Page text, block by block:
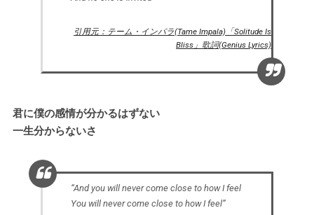
引用元：テーム・インパラ(Tame Impala)「Solitude Is
Bliss」歌詞(Genius Lyrics)
君に僕の感情が分かるはずない
一生分からないさ
“And you will never come close to how I feel
You will never come close to how I feel”